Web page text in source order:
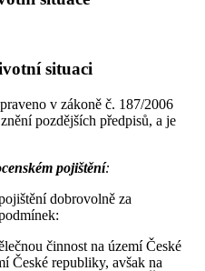
situaci
v zákoně č. 187/2006
pozdějších předpisů, a je
pojištění:
dobrovolně za
činnost na území České
České republiky, avšak na